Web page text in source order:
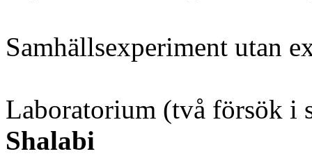
Samhällsexperiment utan
Laboratorium (två försök i
Shalabi